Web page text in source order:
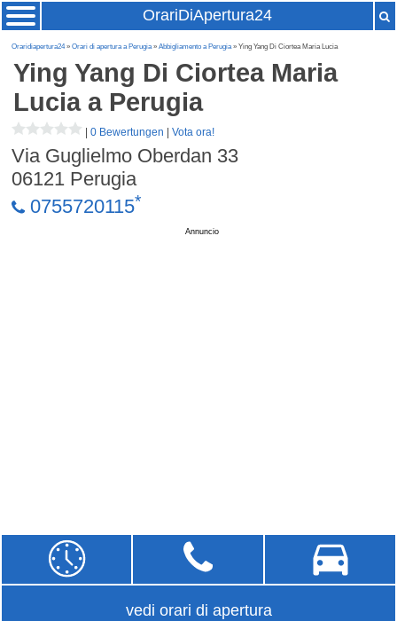
OrariDiApertura24
Oraridiapertura24»Orari di apertura a Perugia»Abbigliamento a Perugia» Ying Yang Di Ciortea Maria Lucia
Ying Yang Di Ciortea Maria
Luciaa Perugia
|0 Bewertungen |Vota ora!
Via Guglielmo Oberdan 33
06121 Perugia
0755720115*
Annuncio
vedi orari di apertura